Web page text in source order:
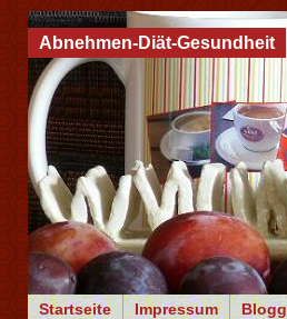
Startseite Impressum
Abnehmen-Diät-Gesundheit